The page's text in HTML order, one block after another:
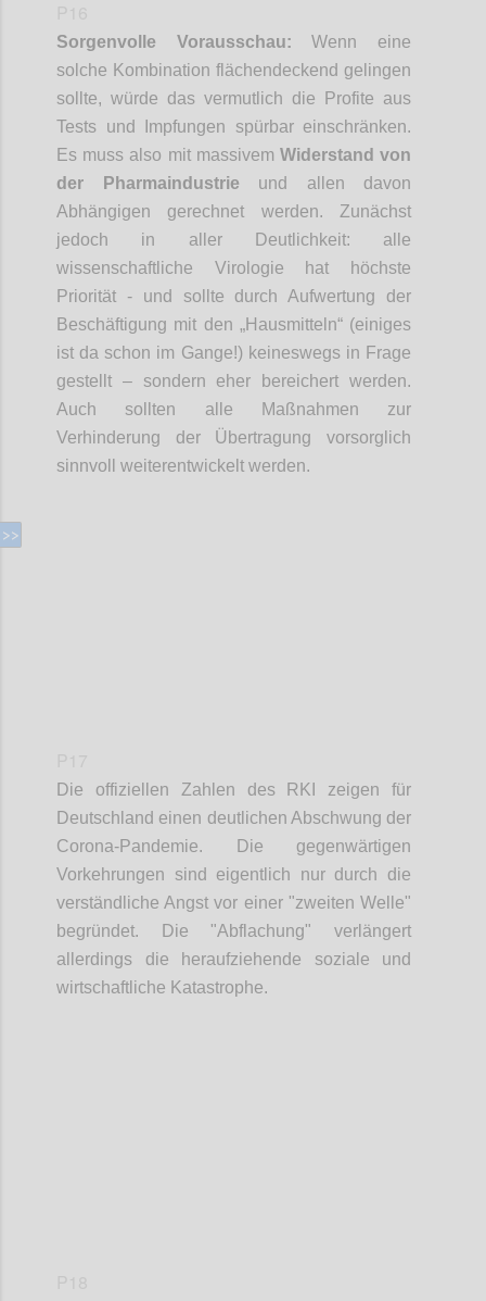
Sorgenvolle Vorausschau: Wenn eine
solche Kombination flächendeckend gelingen
sollte, würde das vermutlich die Profite aus
Tests und Impfungen spürbar einschränken.
Es muss also mit massivem Widerstand von
der Pharmaindustrie und allen davon
Abhängigen gerechnet werden. Zunächst
jedoch in aller Deutlichkeit: alle
wissenschaftliche Virologie hat höchste
Priorität - und sollte
durch Aufwertung der
Beschäftigung mit den „Hausmitteln“ (einiges
ist da schon im Gange!) keineswegs in Frage
gestellt – sondern eher
bereichert werden.
Auch sollten alle Maßnahmen zur
Verhinderung der Übertragung vorsorglich
sinnvoll
weiterentwickelt werden.
Die offiziellen Zahlen des RKI zeigen für
Deutschland einen deutlichen Abschwung der
Corona-Pandemie. Die gegenwärtigen
Vorkehrungen sind eigentlich nur durch die
verständliche Angst vor einer "zweiten Welle"
begründet. Die "Abflachung" verlängert
allerdings die heraufziehende soziale und
wirtschaftliche Katastrophe.